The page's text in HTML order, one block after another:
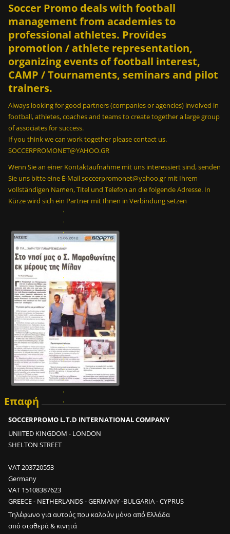
Ε
ί
ν
α
ι
δ
ν
α
τ
ό
ν
σ
ε
μ
α
π
ρ
ο
π
ο
ν
τ
ι
ά
δ
α
Soccer Promo deals with football
management from academies to
professional athletes. Provides
promotion / athlete representation,
organizing events of football interest,
CAMP / Tournaments, seminars and pilot
trainers.
Always looking for good partners (companies or agencies) involved in
football, athletes, coaches and teams to create together a large group
of associates for success.
If you think we can work together please contact us.
SOCCERPROMONET@YAHOO.GR
Wenn Sie an einer Kontaktaufnahme mit uns interessiert sind, senden
Sie uns bitte eine E-Mail soccerpromonet@yahoo.gr mit Ihrem
vollständigen Namen, Titel und Telefon an die folgende Adresse. In
Kürze wird sich ein Partner mit Ihnen in Verbindung setzen
Επαφή
SOCCERPROMO L.T.D INTERNATIONAL COMPANY
UNIITED KINGDOM - LONDON
SHELTON STREET
VAT 203720553
Germany
VAT 15108387623
GREECE - NETHERLANDS - GERMANY -BULGARIA - CYPRUS
Τηλέφωνο για αυτούς που καλούν μόνο από Ελλάδα
από σταθερά & κινητά